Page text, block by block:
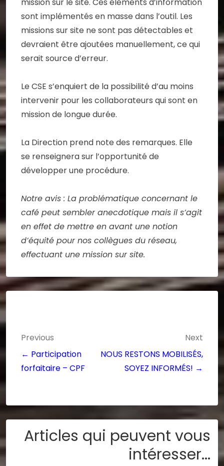
mission sur le site. Ces éléments d’information
sont implémentés en masse dans l’outil. Les
missions sur site ne sont pas détectables et
devraient être ajoutées manuellement, ce qui
serait source d’erreur.
Le CSE s’enquiert de la possibilité d’au moins
intervenir pour les collaborateurs qui sont en
mission de longue durée.
La Direction prend note des remarques. Elle
se renseignera sur l’opportunité de
développer une procédure.
Notre avis : La problématique concernant le
café peut sembler anecdotique mais il s’agit
en effet de mettre en avant une notion
d’équité pour nos collègues du réseau,
effectuant une mission sur site.
Previous
← Participation
forfaitaire – CPF
Next
NOUS RESTONS MOBILISÉS,
SOYEZ INFORMÉS! →
Articles qui peuvent vous
intéresser...